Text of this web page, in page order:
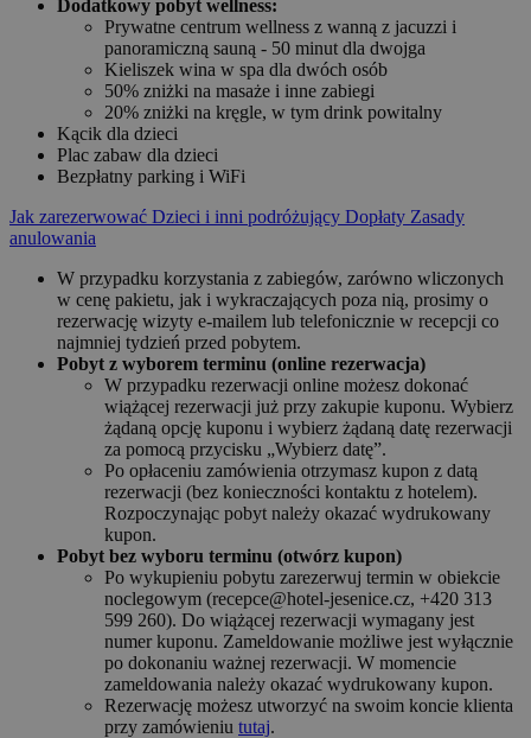
Dodatkowy pobyt wellness:
Prywatne centrum wellness z wanną z jacuzzi i
panoramiczną sauną - 50 minut dla dwojga
Kieliszek wina w spa dla dwóch osób
50% zniżki na masaże i inne zabiegi
20% zniżki na kręgle, w tym drink powitalny
Kącik dla dzieci
Plac zabaw dla dzieci
Bezpłatny parking i WiFi
Jak zarezerwować Dzieci i inni podróżujący Dopłaty Zasady
anulowania
W przypadku korzystania z zabiegów, zarówno wliczonych
w cenę pakietu, jak i wykraczających poza nią, prosimy o
rezerwację wizyty e-mailem lub telefonicznie w recepcji co
najmniej tydzień przed pobytem.
Pobyt z wyborem terminu (online rezerwacja)
W przypadku rezerwacji online możesz dokonać
wiążącej rezerwacji już przy zakupie kuponu. Wybierz
żądaną opcję kuponu i wybierz żądaną datę rezerwacji
za pomocą przycisku „Wybierz datę”.
Po opłaceniu zamówienia otrzymasz kupon z datą
rezerwacji (bez konieczności kontaktu z hotelem).
Rozpoczynając pobyt należy okazać wydrukowany
kupon.
Pobyt bez wyboru terminu (otwórz kupon)
Po wykupieniu pobytu zarezerwuj termin w obiekcie
noclegowym (recepce@hotel-jesenice.cz, +420 313
599 260). Do wiążącej rezerwacji wymagany jest
numer kuponu. Zameldowanie możliwe jest wyłącznie
po dokonaniu ważnej rezerwacji. W momencie
zameldowania należy okazać wydrukowany kupon.
Rezerwację możesz utworzyć na swoim koncie klienta
przy zamówieniu tutaj.